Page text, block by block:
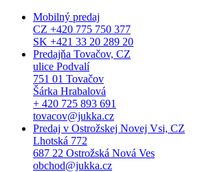
Mobilný predaj
CZ +420 775 750 377
SK +421 33 20 289 20
Predajňa Tovačov, CZ
ulice Podvalí
751 01 Tovačov
Šárka Hrabalová
+ 420 725 893 691
tovacov@jukka.cz
Predaj v Ostrožskej Novej Vsi, CZ
Lhotská 772
687 22 Ostrožská Nová Ves
obchod@jukka.cz